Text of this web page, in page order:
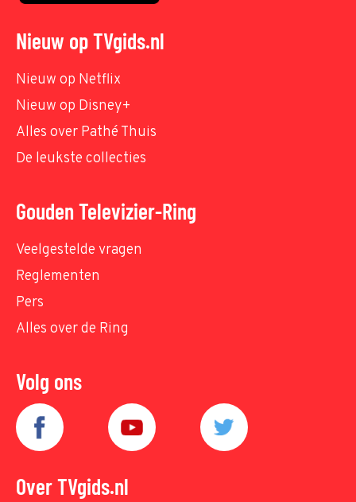
Nieuw op TVgids.nl
Nieuw op Netflix
Nieuw op Disney+
Alles over Pathé Thuis
De leukste collecties
Gouden Televizier-Ring
Veelgestelde vragen
Reglementen
Pers
Alles over de Ring
Volg ons
Over TVgids.nl